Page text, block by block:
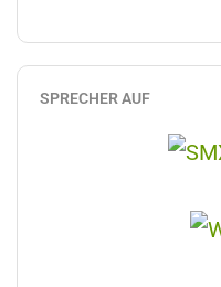
SPRECHER AUF